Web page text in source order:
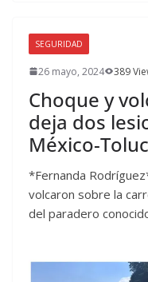
SEGURIDAD
26 mayo, 2024 389
Choque y
deja dos
México-
*Fernanda
volcaron sobre la
del paradero